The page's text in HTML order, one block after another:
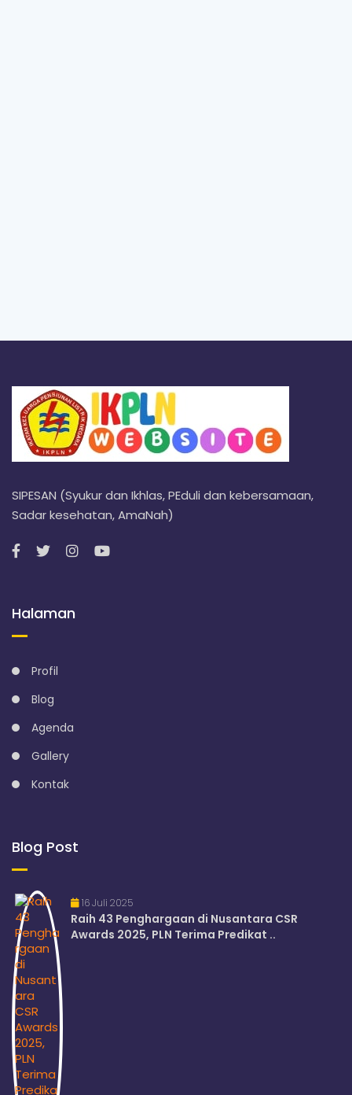
SIPESAN (Syukur dan Ikhlas, PEduli dan kebersamaan,
Sadar kesehatan, AmaNah)
Halaman
Profil
Blog
Agenda
Gallery
Kontak
Blog Post
16 Juli 2025
Raih 43 Penghargaan di Nusantara CSR
Awards 2025, PLN Terima Predikat ..